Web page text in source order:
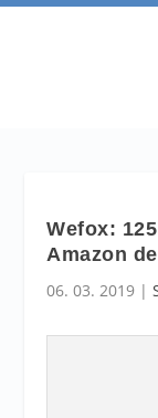
Wefox:
Amazon
06. 03. 2019 |